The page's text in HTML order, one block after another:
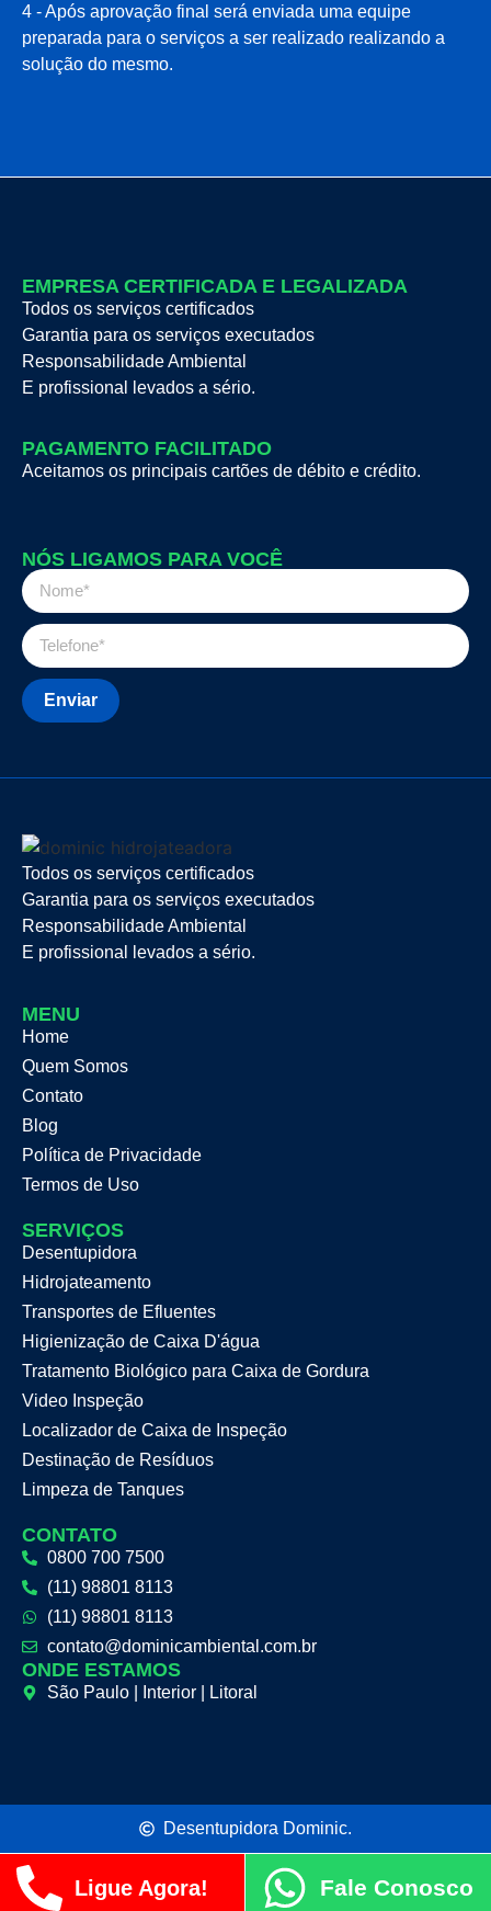
4 - Após aprovação final será enviada uma equipe
preparada para o serviços a ser realizado realizando a
solução do mesmo.
EMPRESA CERTIFICADA E LEGALIZADA
Todos os serviços certificados
Garantia para os serviços executados
Responsabilidade Ambiental
E profissional levados a sério.
PAGAMENTO FACILITADO
Aceitamos os principais cartões de débito e crédito.
NÓS LIGAMOS PARA VOCÊ
Enviar
Todos os serviços certificados
Garantia para os serviços executados
Responsabilidade Ambiental
E profissional levados a sério.
MENU
Home
Quem Somos
Contato
Blog
Política de Privacidade
Termos de Uso
SERVIÇOS
Desentupidora
Hidrojateamento
Transportes de Efluentes
Higienização de Caixa D'água
Tratamento Biológico para Caixa de Gordura
Video Inspeção
Localizador de Caixa de Inspeção
Destinação de Resíduos
Limpeza de Tanques
CONTATO
0800 700 7500
(11) 98801 8113
(11) 98801 8113
contato@dominicambiental.com.br
ONDE ESTAMOS
São Paulo | Interior | Litoral
Desentupidora Dominic.
Ligue Agora! Fale Conosco